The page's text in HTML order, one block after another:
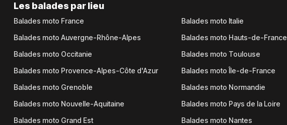
Les balades par lieu
Balades moto France
Balades moto Auvergne-Rhône-Alpes
Balades moto Occitanie
Balades moto Provence-Alpes-Côte d'Azur
Balades moto Grenoble
Balades moto Nouvelle-Aquitaine
Balades moto Grand Est
Balades moto Italie
Balades moto Hauts-de-France
Balades moto Toulouse
Balades moto Île-de-France
Balades moto Normandie
Balades moto Pays de la Loire
Balades moto Nantes